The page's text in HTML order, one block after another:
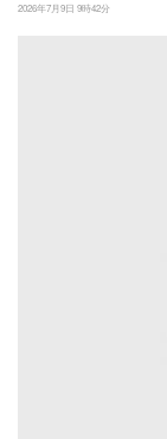
2026年7月9日 9時42分